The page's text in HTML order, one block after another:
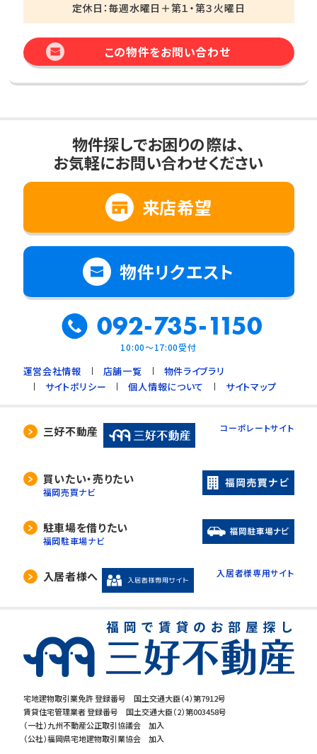
定休日：毎週水曜日＋第１・第３火曜日
この物件をお問い合わせ
宅地建物取引業免許 登録番号 国土交通大臣（4）第7912号
賃貸住宅管理業者 登録番号 国土交通大臣（2）第003458号
（一社）九州不動産公正取引協議会 加入
（公社）福岡県宅地建物取引業協会 加入
物件探しでお困りの際は、
お気軽にお問い合わせください
来店希望
物件リクエスト
092-735-1150
10:00～17:00受付
運営会社情報 店舗一覧
物件ライブラリ
サイトポリシー
個人情報について サイトマップ
三好不動産 コーポレートサイト
買いたい・売りたい
福岡売買ナビ
駐車場を借りたい
福岡駐車場ナビ
入居者様へ 入居者様専用サイト